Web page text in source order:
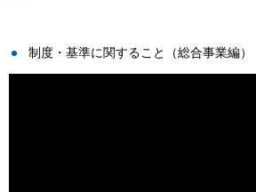
制度・基準に関すること（総合事業編）